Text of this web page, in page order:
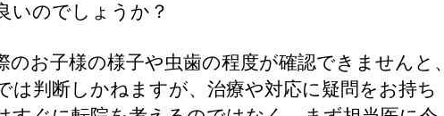
いのでしょうか？
のお子様の様子や虫歯の程度が確認できませんと、
は判断しかねますが、治療や対応に疑問をお持ち